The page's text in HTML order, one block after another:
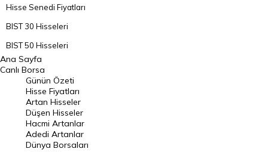
Hisse Senedi Fiyatları
BIST 30 Hisseleri
BIST 50 Hisseleri
BIST 100 Hisseleri
En Çok Artan Hisseler
En Çok Düşen Hisseler
Hacmi Artanlar
Geçmiş Kapanışlar
Ana Sayfa
Canlı Borsa
Günün Özeti
Hisse Fiyatları
Artan Hisseler
Düşen Hisseler
Hacmi Artanlar
Adedi Artanlar
Dünya Borsaları